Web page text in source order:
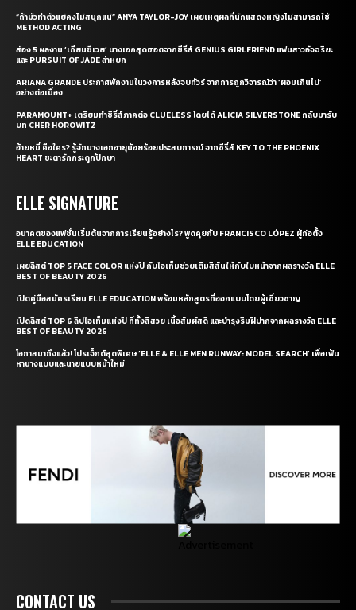
“ถ้ามัวทำตัวแย่คงไม่สนุกแน่” ANYA TAYLOR-JOY เผยเหตุผลที่นักแสดงหญิงไม่สามารถใช้
METHOD ACTING
ส่อง 5 ผลงาน ‘เถียนซีเวย’ นางเอกสุดฮอตจากซีรี่ส์ GENIUS GIRLFRIEND แฟนสาวอัจฉริยะ
และ PURSUIT OF JADE ล่าหยก
ARIANA GRANDE ประกาศพักงานในวงการหลังจบทัวร์ จากการถูกวิจารณ์ว่า ‘ผอมเกินไป’
อย่างต่อเนื่อง
PARAMOUNT+ เตรียมทำซีรี่ส์ภาคต่อ CLUELESS โดยได้ ALICIA SILVERSTONE กลับมารับ
บท CHER HOROWITZ
อ้ายหมี่ คือใคร? รู้จักนางเอกอายุน้อยร้อยประสบการณ์ จากซีรี่ส์ KEY TO THE PHOENIX
HEART ชะตารักกระดูกปักษา
ELLE SIGNATURE
อนาคตของแฟชั่นเริ่มต้นจากการเรียนรู้อย่างไร? พูดคุยกับ FRANCISCO LÓPEZ ผู้ก่อตั้ง
ELLE EDUCATION
เผยลิสต์ TOP 5 FACE COLOR แห่งปี กับไอเท็มช่วยเติมสีสันให้กับใบหน้าจากผลรางวัล ELLE
BEST OF BEAUTY 2026
เปิดคู่มือสมัครเรียน ELLE EDUCATION พร้อมหลักสูตรที่ออกแบบโดยผู้เชี่ยวชาญ
เปิดลิสต์ TOP 6 ลิปไอเท็มแห่งปี ที่ทั้งสีสวย เนื้อสัมผัสดี และบำรุงริมฝีปากจากผลรางวัล ELLE
BEST OF BEAUTY 2026
โอกาสมาถึงแล้ว! โปรเจ็กต์สุดพิเศษ ‘ELLE & ELLE MEN RUNWAY: MODEL SEARCH’ เพื่อเฟ้น
หานางแบบและนายแบบหน้าใหม่
CONTACT US